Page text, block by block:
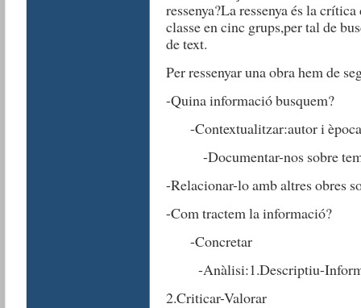
ressenya?La ressenya és la
classe en cinc grups,per tal de
de text.
Per ressenyar una obra hem de
-Quina informació busquem?
-Contextualitzar:autor i
-Documentar-nos sobre
-Relacionar-lo amb altres obres
-Com tractem la informació?
-Concretar
-Anàlisi:1.Descriptiu-
2.Criticar-Valorar